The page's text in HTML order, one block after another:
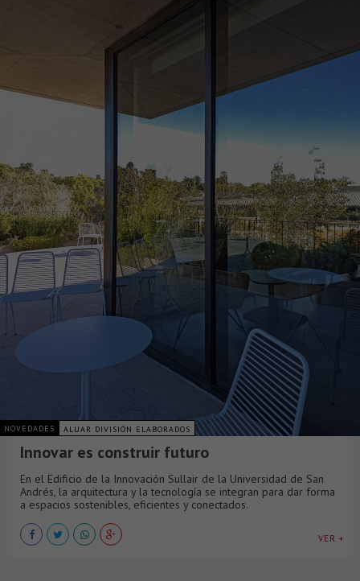
NOVEDADES ALUAR DIVISIÓN ELABORADOS
Innovar es construir futuro
En el Edificio de la Innovación Sullair de la Universidad de San
Andrés, la arquitectura y la tecnología se integran para dar forma
a espacios sostenibles, eficientes y conectados.
VER +